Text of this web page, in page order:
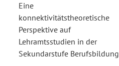
Eine
konnektivitätstheoretische
Perspektive auf
Lehramtsstudien in der
Sekundarstufe Berufsbildung